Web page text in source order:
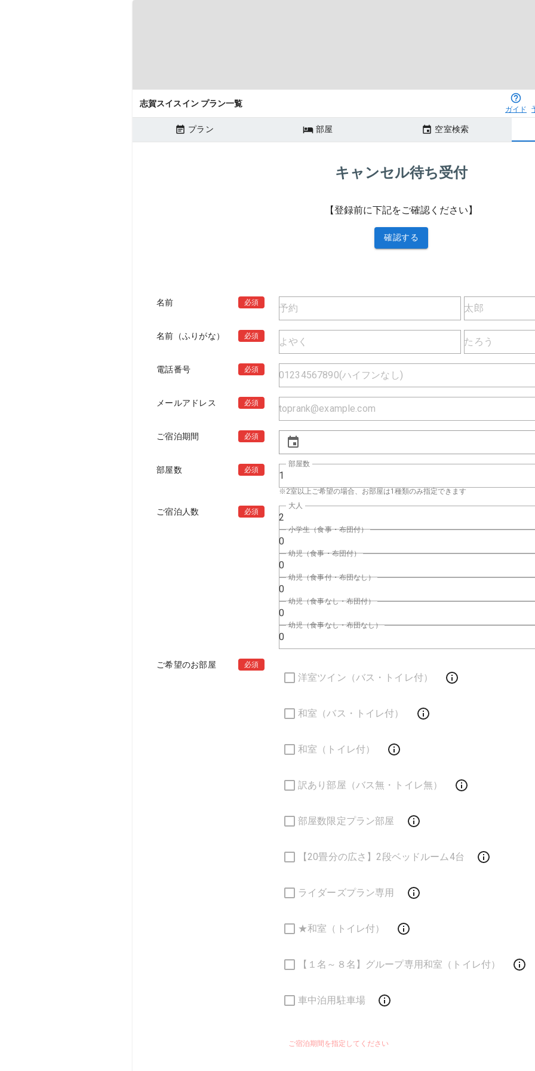
志賀スイスイン プラン一覧
ガイド
プラン 部屋 空室検索
キャンセル待ち受付
【登録前に下記をご確認ください】
確認する
名前 必須
名前（ふりがな） 必須
電話番号 必須
メールアドレス 必須
ご宿泊期間 必須
部屋数 必須 1
部屋数
※2室以上ご希望の場合、お部屋は1種類のみ指定できます
ご宿泊人数 必須 2
大人
0
小学生（食事・布団付）
0
幼児（食事・布団付）
0
幼児（食事付・布団なし）
0
幼児（食事なし・布団付）
0
幼児（食事なし・布団なし）
ご希望のお部屋 必須
洋室ツイン（バス・トイレ付）
和室（バス・トイレ付）
和室（トイレ付）
訳あり部屋（バス無・トイレ無）
部屋数限定プラン部屋
【20畳分の広さ】2段ベッドルーム4台
ライダーズプラン専用
★和室（トイレ付）
【１名～８名】グループ専用和室（トイレ付）
車中泊用駐車場
ご宿泊期間を指定してください